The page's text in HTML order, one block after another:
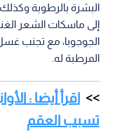
إلى ماسكات الشعر
الجوجوبا، مع تجنب
المرطبة له.
اقرأ أيضا :
تسبب العقم